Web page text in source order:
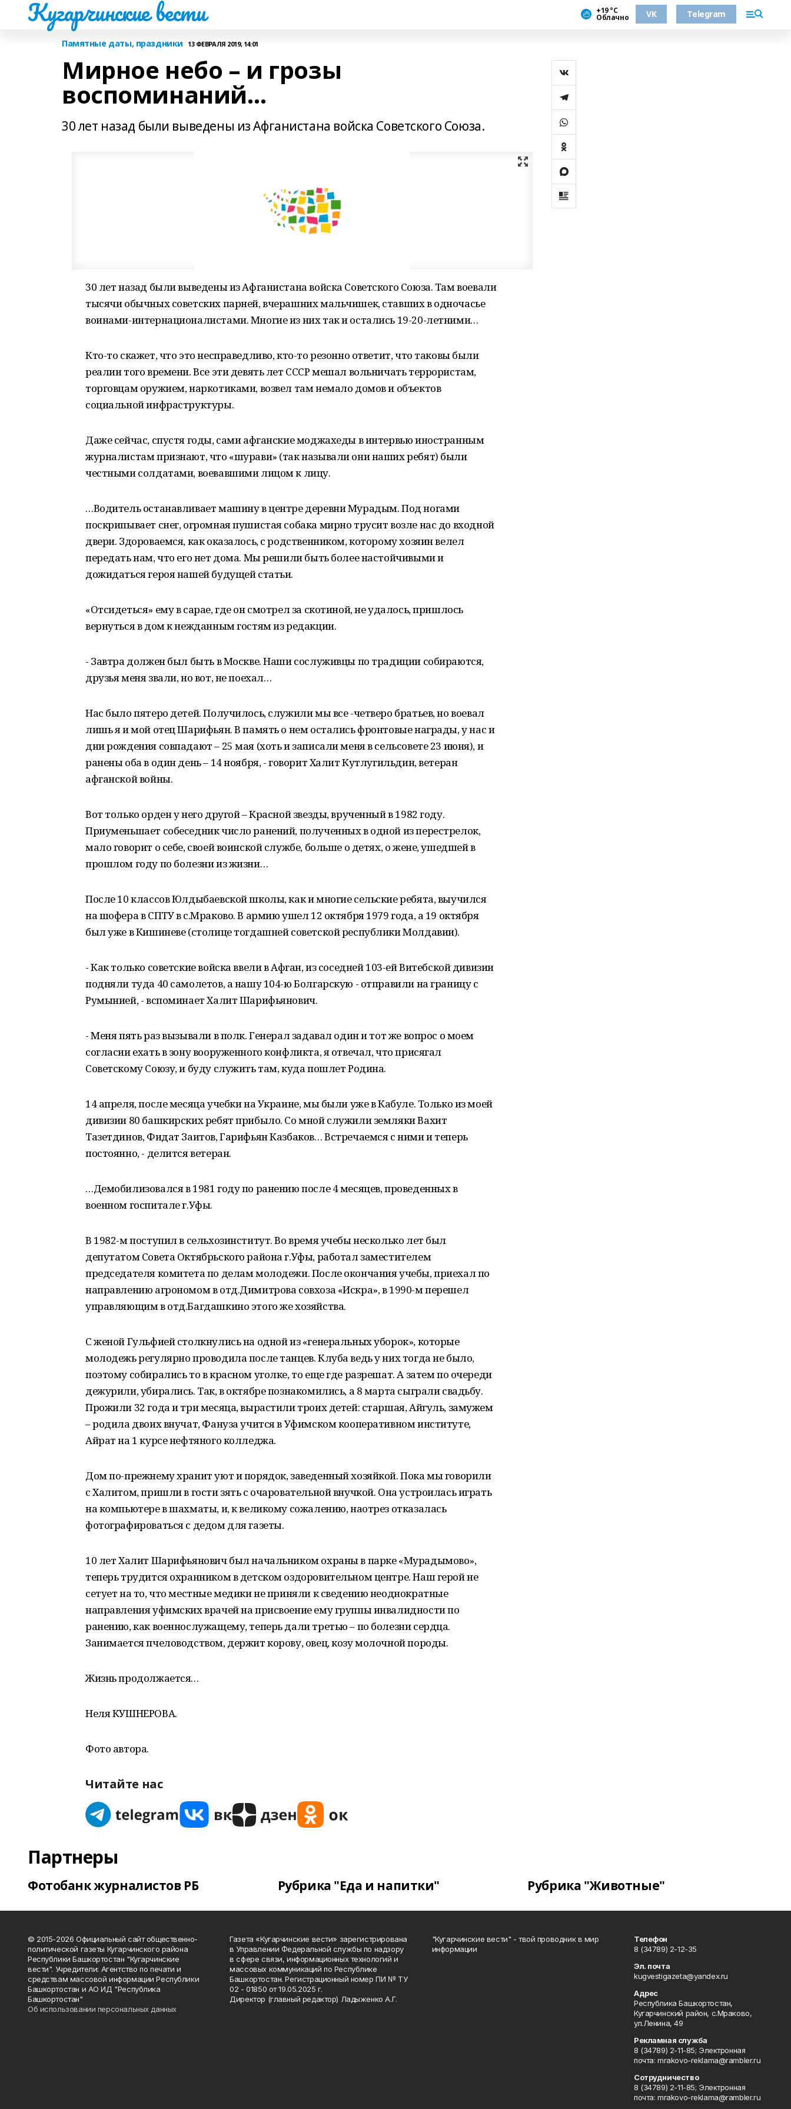
Кугарчинские вести +19 °С
Облачно VK Telegram
Памятные даты, праздники 13 ФЕВРАЛЯ 2019, 14:01
Мирное небо – и грозы
воспоминаний…
30 лет назад были выведены из Афганистана войска Советского Союза.
30 лет назад были выведены из Афганистана войска Советского Союза. Там воевали
тысячи обычных советских парней, вчерашних мальчишек, ставших в одночасье
воинами-интернационалистами. Многие из них так и остались 19-20-летними…
Кто-то скажет, что это несправедливо, кто-то резонно ответит, что таковы были
реалии того времени. Все эти девять лет СССР мешал вольничать террористам,
торговцам оружием, наркотиками, возвел там немало домов и объектов
социальной инфраструктуры.
Даже сейчас, спустя годы, сами афганские моджахеды в интервью иностранным
журналистам признают, что «шурави» (так называли они наших ребят) были
честными солдатами, воевавшими лицом к лицу.
…Водитель останавливает машину в центре деревни Мурадым. Под ногами
поскрипывает снег, огромная пушистая собака мирно трусит возле нас до входной
двери. Здороваемся, как оказалось, с родственником, которому хозяин велел
передать нам, что его нет дома. Мы решили быть более настойчивыми и
дожидаться героя нашей будущей статьи.
«Отсидеться» ему в сарае, где он смотрел за скотиной, не удалось, пришлось
вернуться в дом к нежданным гостям из редакции.
- Завтра должен был быть в Москве. Наши сослуживцы по традиции собираются,
друзья меня звали, но вот, не поехал…
Нас было пятеро детей. Получилось, служили мы все -четверо братьев, но воевал
лишь я и мой отец Шарифьян. В память о нем остались фронтовые награды, у нас и
дни рождения совпадают – 25 мая (хоть и записали меня в сельсовете 23 июня), и
ранены оба в один день – 14 ноября, - говорит Халит Кутлугильдин, ветеран
афганской войны.
Вот только орден у него другой – Красной звезды, врученный в 1982 году.
Приуменьшает собеседник число ранений, полученных в одной из перестрелок,
мало говорит о себе, своей воинской службе, больше о детях, о жене, ушедшей в
прошлом году по болезни из жизни…
После 10 классов Юлдыбаевской школы, как и многие сельские ребята, выучился
на шофера в СПТУ в с.Мраково. В армию ушел 12 октября 1979 года, а 19 октября
был уже в Кишиневе (столице тогдашней советской республики Молдавии).
- Как только советские войска ввели в Афган, из соседней 103-ей Витебской дивизии
подняли туда 40 самолетов, а нашу 104-ю Болгарскую - отправили на границу с
Румынией, - вспоминает Халит Шарифьянович.
- Меня пять раз вызывали в полк. Генерал задавал один и тот же вопрос о моем
согласии ехать в зону вооруженного конфликта, я отвечал, что присягал
Советскому Союзу, и буду служить там, куда пошлет Родина.
14 апреля, после месяца учебки на Украине, мы были уже в Кабуле. Только из моей
дивизии 80 башкирских ребят прибыло. Со мной служили земляки Вахит
Тазетдинов, Фидат Заитов, Гарифьян Казбаков… Встречаемся с ними и теперь
постоянно, - делится ветеран.
…Демобилизовался в 1981 году по ранению после 4 месяцев, проведенных в
военном госпитале г.Уфы.
В 1982-м поступил в сельхозинститут. Во время учебы несколько лет был
депутатом Совета Октябрьского района г.Уфы, работал заместителем
председателя комитета по делам молодежи. После окончания учебы, приехал по
направлению агрономом в отд.Димитрова совхоза «Искра», в 1990-м перешел
управляющим в отд.Багдашкино этого же хозяйства.
С женой Гульфией столкнулись на одной из «генеральных уборок», которые
молодежь регулярно проводила после танцев. Клуба ведь у них тогда не было,
поэтому собирались то в красном уголке, то еще где разрешат. А затем по очереди
дежурили, убирались. Так, в октябре познакомились, а 8 марта сыграли свадьбу.
Прожили 32 года и три месяца, вырастили троих детей: старшая, Айгуль, замужем
– родила двоих внучат, Фануза учится в Уфимском кооперативном институте,
Айрат на 1 курсе нефтяного колледжа.
Дом по-прежнему хранит уют и порядок, заведенный хозяйкой. Пока мы говорили
с Халитом, пришли в гости зять с очаровательной внучкой. Она устроилась играть
на компьютере в шахматы, и, к великому сожалению, наотрез отказалась
фотографироваться с дедом для газеты.
10 лет Халит Шарифьянович был начальником охраны в парке «Мурадымово»,
теперь трудится охранником в детском оздоровительном центре. Наш герой не
сетует на то, что местные медики не приняли к сведению неоднократные
направления уфимских врачей на присвоение ему группы инвалидности по
ранению, как военнослужащему, теперь дали третью – по болезни сердца.
Занимается пчеловодством, держит корову, овец, козу молочной породы.
Жизнь продолжается…
Неля КУШНЕРОВА.
Фото автора.
Читайте нас
Партнеры
Фотобанк журналистов РБ Рубрика "Еда и напитки" Рубрика "Животные"
© 2015-2026 Официальный сайт общественно-
политической газеты Кугарчинского района
Республики Башкортостан "Кугарчинские
вести". Учредители: Агентство по печати и
средствам массовой информации Республики
Башкортостан и АО ИД "Республика
Башкортостан"
Об использовании персональных данных
Газета «Кугарчинские вести» зарегистрирована
в Управлении Федеральной службы по надзору
в сфере связи, информационных технологий и
массовых коммуникаций по Республике
Башкортостан. Регистрационный номер ПИ № ТУ
02 - 01850 от 19.05.2025 г.
Директор (главный редактор) Ладыженко А.Г.
"Кугарчинские вести" - твой проводник в мир
информации
Телефон
8 (34789) 2-12-35
Эл. почта
kugvestigazeta@yandex.ru
Адрес
Республика Башкортостан,
Кугарчинский район, с.Мраково,
ул.Ленина, 49
Рекламная служба
8 (34789) 2-11-85; Электронная
почта: mrakovo-reklama@rambler.ru
Сотрудничество
8 (34789) 2-11-85; Электронная
почта: mrakovo-reklama@rambler.ru